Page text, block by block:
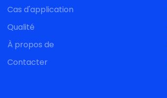
Cas d'application
Qualité
À propos de
Contacter